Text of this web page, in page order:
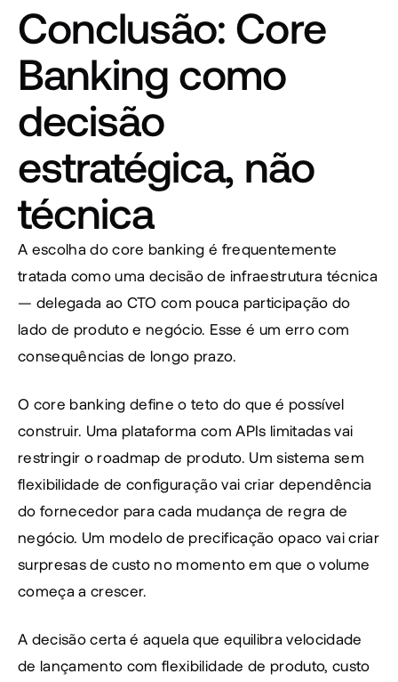
Conclusão: Core
Banking como
decisão
estratégica, não
técnica
A escolha do core banking é frequentemente
tratada como uma decisão de infraestrutura técnica
— delegada ao CTO com pouca participação do
lado de produto e negócio. Esse é um erro com
consequências de longo prazo.
O core banking define o teto do que é possível
construir. Uma plataforma com APIs limitadas vai
restringir o roadmap de produto. Um sistema sem
flexibilidade de configuração vai criar dependência
do fornecedor para cada mudança de regra de
negócio. Um modelo de precificação opaco vai criar
surpresas de custo no momento em que o volume
começa a crescer.
A decisão certa é aquela que equilibra velocidade
de lançamento com flexibilidade de produto, custo